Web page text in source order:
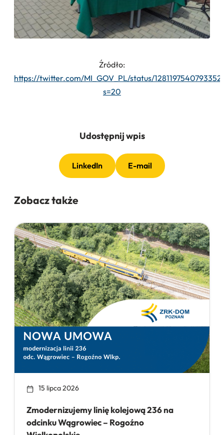
Źródło:
https://twitter.com/MI_GOV_PL/status/
s=20
Udostępnij wpis
LinkedIn E-mail
Zobacz także
15 lipca 2026
Zmodernizujemy linię kolejową 236 na
odcinku Wągrowiec – Rogoźno